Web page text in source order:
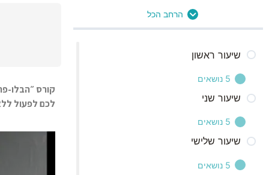
הרחב הכל
שיעור ראשון
5 נושאים
הבלו-פרינט
שיעור שני
5 נושאים
פתיח
שיעור שלישי
5 נושאים
קורס ״הבלו-
לכם לפעול